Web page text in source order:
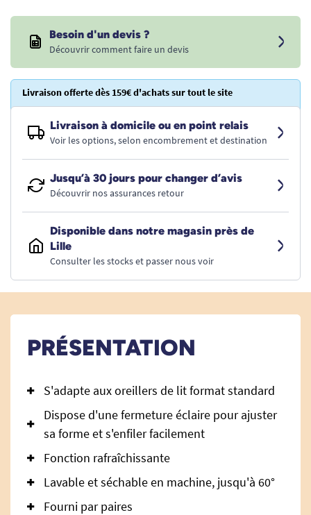
Besoin d'un devis ?
Découvrir comment faire un devis
Livraison offerte dès 159€ d'achats sur tout le site
Livraison à domicile ou en point relais
Voir les options, selon encombrement et destination
Jusqu’à 30 jours pour changer d’avis
Découvrir nos assurances retour
Disponible dans notre magasin près de
Lille
Consulter les stocks et passer nous voir
PRÉSENTATION
S'adapte aux oreillers de lit format standard
Dispose d'une fermeture éclaire pour ajuster
sa forme et s'enfiler facilement
Fonction rafraîchissante
Lavable et séchable en machine, jusqu'à 60°
Fourni par paires